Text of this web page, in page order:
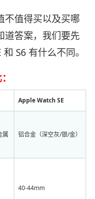
不值得买以及买哪
道答案，我们要先
S6 有什么不同。
Apple Watch SE
属
铝合金（深空灰/银/金）
40-44mm